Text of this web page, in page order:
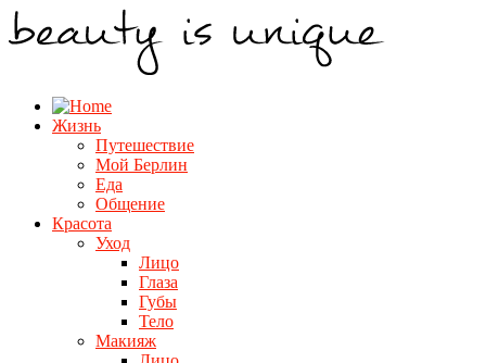
Жизнь
Путешествие
Мой Берлин
Еда
Общение
Красота
Уход
Лицо
Глаза
Губы
Тело
Макияж